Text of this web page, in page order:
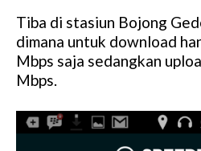
Tiba di stasiun Bojong
dimana untuk download
Mbps saja sedangkan
Mbps.